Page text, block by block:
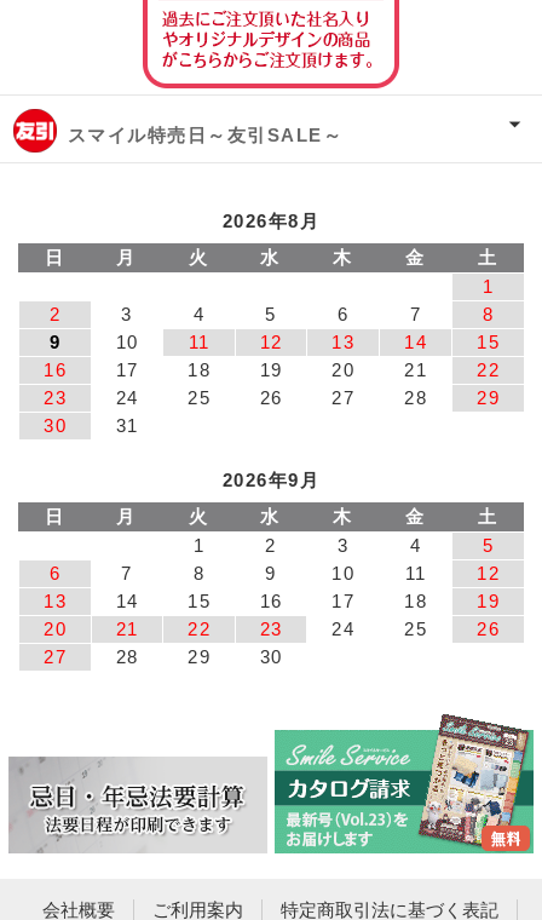
スマイル特売日～友引SALE～
2026年8月
日
月 火 水 木 金
土
1
2
3 4 5 6 7
8
9
10 11 12 13 14
15
16
17 18 19 20 21
22
23
24 25 26 27 28
29
30
31
2026年9月
日
月 火 水 木 金
土
1
2 3 4
5
6
7 8 9 10 11
12
13
14 15 16 17 18
19
20
21 22 23 24 25
26
27
28 29 30
会社概要 ご利用案内 特定商取引法に基づく表記